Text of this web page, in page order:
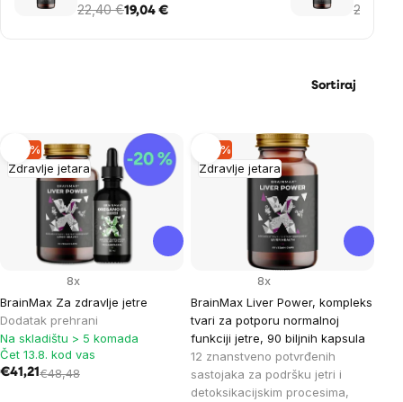
22,40 €19,04 €
90
20,36 €
Sortiraj
List
of
products
Zdravlje jetara
–15 %
BrainMax Za zdravlje jetre
Dodatak prehrani
8x
Na skladištu > 5 komada
Čet 13.8. kod vas
€41,21€48,48
Zdravlje jetara
–15 %
BrainMax Liver Power, kompleks
tvari za potporu normalnoj
funkciji jetre, 90 biljnih kapsula
12 znanstveno potvrđenih
sastojaka za podršku jetri i
detoksikacijskim procesima,
8x